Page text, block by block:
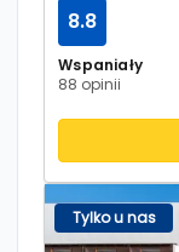
Wspaniały
88 opinii
8.8
Tylko u nas